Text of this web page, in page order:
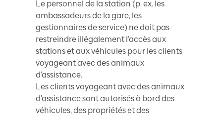
Le personnel de la station (p. ex. les
ambassadeurs de la gare, les
gestionnaires de service) ne doit pas
restreindre illégalement l’accès aux
stations et aux véhicules pour les clients
voyageant avec des animaux
d’assistance.
Les clients voyageant avec des animaux
d’assistance sont autorisés à bord des
véhicules, des propriétés et des